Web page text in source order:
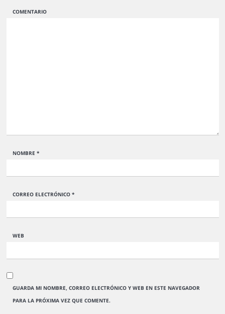
COMENTARIO
NOMBRE *
CORREO ELECTRÓNICO *
WEB
GUARDA MI NOMBRE, CORREO ELECTRÓNICO Y WEB EN ESTE NAVEGADOR
PARA LA PRÓXIMA VEZ QUE COMENTE.